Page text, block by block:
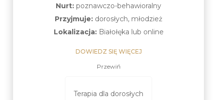
Nurt: poznawczo-behawioralny
Przyjmuje: dorosłych, młodzież
Lokalizacja:Białołęka lub online
DOWIEDZ SIĘ WIĘCEJ
Przewiń
Terapia dla dorosłych